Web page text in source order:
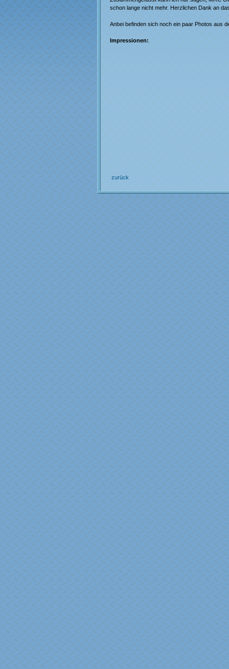
schon lange nicht mehr. Herzlichen Dank an
Anbei befinden sich noch ein paar Photos aus
Impressionen:
zurück